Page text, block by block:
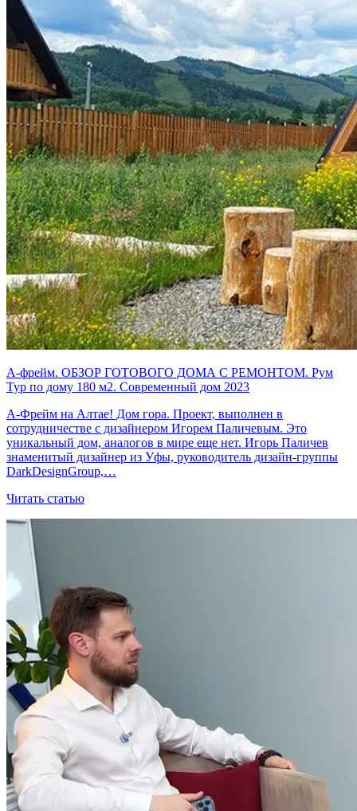
А-фрейм. ОБЗОР ГОТОВОГО ДОМА С РЕМОНТОМ. Рум
Тур по дому 180 м2. Современный дом 2023
А-Фрейм на Алтае! Дом гора. Проект, выполнен в
сотрудничестве с дизайнером Игорем Паличевым. Это
уникальный дом, аналогов в мире еще нет. Игорь Паличев
знаменитый дизайнер из Уфы, руководитель дизайн-группы
DarkDesignGroup,…
Читать статью